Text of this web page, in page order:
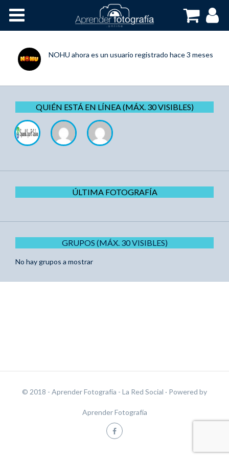
Cursos OnLine
NOHU ahora es un usuario registrado hace 3 meses
QUIÉN ESTÁ EN LÍNEA (MÁX. 30 VISIBLES)
ÚLTIMA FOTOGRAFÍA
GRUPOS (MÁX. 30 VISIBLES)
No hay grupos a mostrar
© 2018 - Aprender Fotografía - La Red Social · Powered by
Aprender Fotografía